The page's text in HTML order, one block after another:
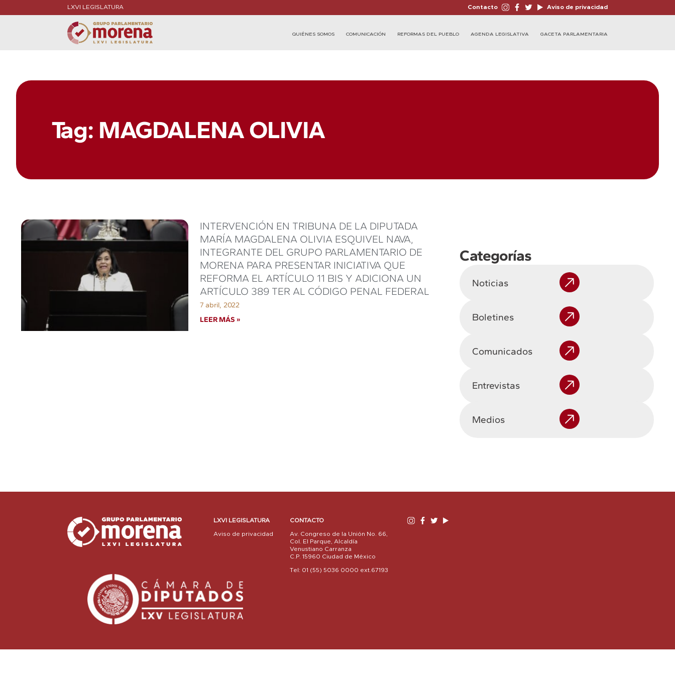
LXVI LEGISLATURA Contacto Aviso de privacidad
QUIÉNES SOMOS COMUNICACIÓN REFORMAS DEL PUEBLO AGENDA LEGISLATIVA GACETA PARLAMENTARIA
Tag: MAGDALENA OLIVIA
INTERVENCIÓN EN TRIBUNA DE LA DIPUTADA
MARÍA MAGDALENA OLIVIA ESQUIVEL NAVA,
INTEGRANTE DEL GRUPO PARLAMENTARIO DE
MORENA PARA PRESENTAR INICIATIVA QUE
REFORMA EL ARTÍCULO 11 BIS Y ADICIONA UN
ARTÍCULO 389 TER AL CÓDIGO PENAL FEDERAL
7 abril, 2022
LEER MÁS »
Categorías
Noticias
Boletines
Comunicados
Entrevistas
Medios
LXVI LEGISLATURA
Aviso de privacidad
CONTACTO
Av. Congreso de la Unión No. 66,
Col. El Parque, Alcaldía
Venustiano Carranza
C.P. 15960 Ciudad de México
Tel: 01 (55) 5036 0000 ext.67193